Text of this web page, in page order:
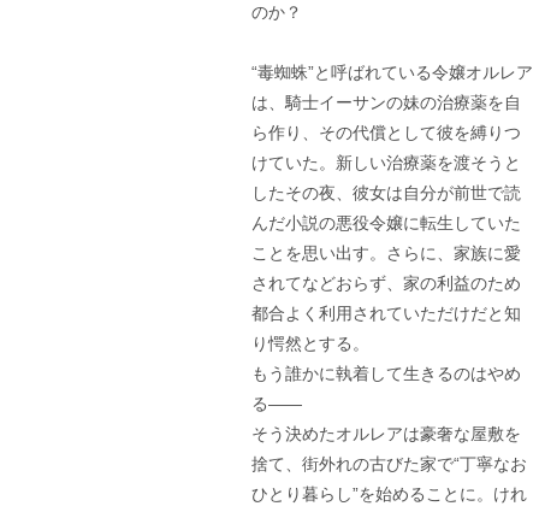
のか？
“毒蜘蛛”と呼ばれている令嬢オルレア
は、騎士イーサンの妹の治療薬を自
ら作り、その代償として彼を縛りつ
けていた。新しい治療薬を渡そうと
したその夜、彼女は自分が前世で読
んだ小説の悪役令嬢に転生していた
ことを思い出す。さらに、家族に愛
されてなどおらず、家の利益のため
都合よく利用されていただけだと知
り愕然とする。
もう誰かに執着して生きるのはやめ
る――
そう決めたオルレアは豪奢な屋敷を
捨て、街外れの古びた家で“丁寧なお
ひとり暮らし”を始めることに。けれ